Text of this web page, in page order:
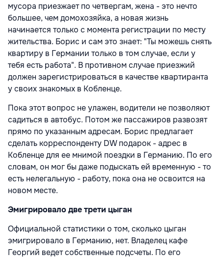
мусора приезжает по четвергам, жена - это нечто
большее, чем домохозяйка, а новая жизнь
начинается только с момента регистрации по месту
жительства. Борис и сам это знает: "Ты можешь снять
квартиру в Германии только в том случае, если у
тебя есть работа". В противном случае приезжий
должен зарегистрироваться в качестве квартиранта
у своих знакомых в Кобленце.
Пока этот вопрос не улажен, водители не позволяют
садиться в автобус. Потом же пассажиров развозят
прямо по указанным адресам. Борис предлагает
сделать корреспонденту DW подарок - адрес в
Кобленце для ее мнимой поездки в Германию. По его
словам, он мог бы даже подыскать ей временную - то
есть нелегальную - работу, пока она не освоится на
новом месте.
Эмигрировало две трети цыган
Официальной статистики о том, сколько цыган
эмигрировало в Германию, нет. Владелец кафе
Георгий ведет собственные подсчеты. По его